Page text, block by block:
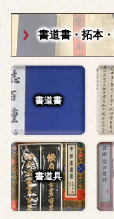
書道書・拓本・
書道書
書道具